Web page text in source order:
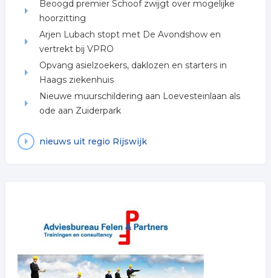
Beoogd premier Schoof zwijgt over mogelijke
hoorzitting
Arjen Lubach stopt met De Avondshow en
vertrekt bij VPRO
Opvang asielzoekers, daklozen en starters in
Haags ziekenhuis
Nieuwe muurschildering aan Loevesteinlaan als
ode aan Zuiderpark
nieuws uit regio Rijswijk